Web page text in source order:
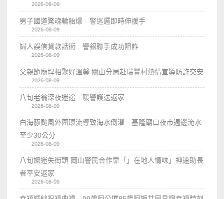
2026-08-09
男子國道驚魂輪胎爆 警巡邏即時伸援手
2026-08-09
婦人誤信貸款話術 警銀聯手成功阻詐
2026-08-09
父親節廟埕相聚好溫馨 關山分局赴瑞豐村熱情宣導防詐交安
2026-08-09
八旬老翁深夜迷途 暖警護送返家
2026-08-09
白海豚颱風外圍環流導致海水倒灌 基隆廟口夜市週邊淹水
至少30公分
2026-08-09
八旬嬤迷失街頭 岡山警民合作靠「」在地人情味」神速助長
者平安返家
2026-08-09